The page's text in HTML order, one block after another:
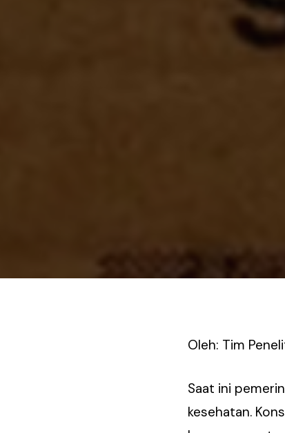
Oleh: Tim
Saat ini
kesehatan.